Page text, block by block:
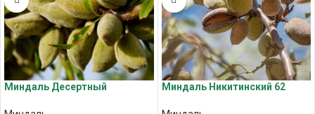
Миндаль Десертный Миндаль Никитинский 62